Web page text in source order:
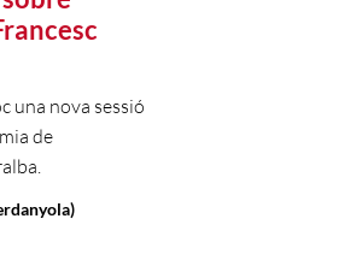
una nova sessió
de